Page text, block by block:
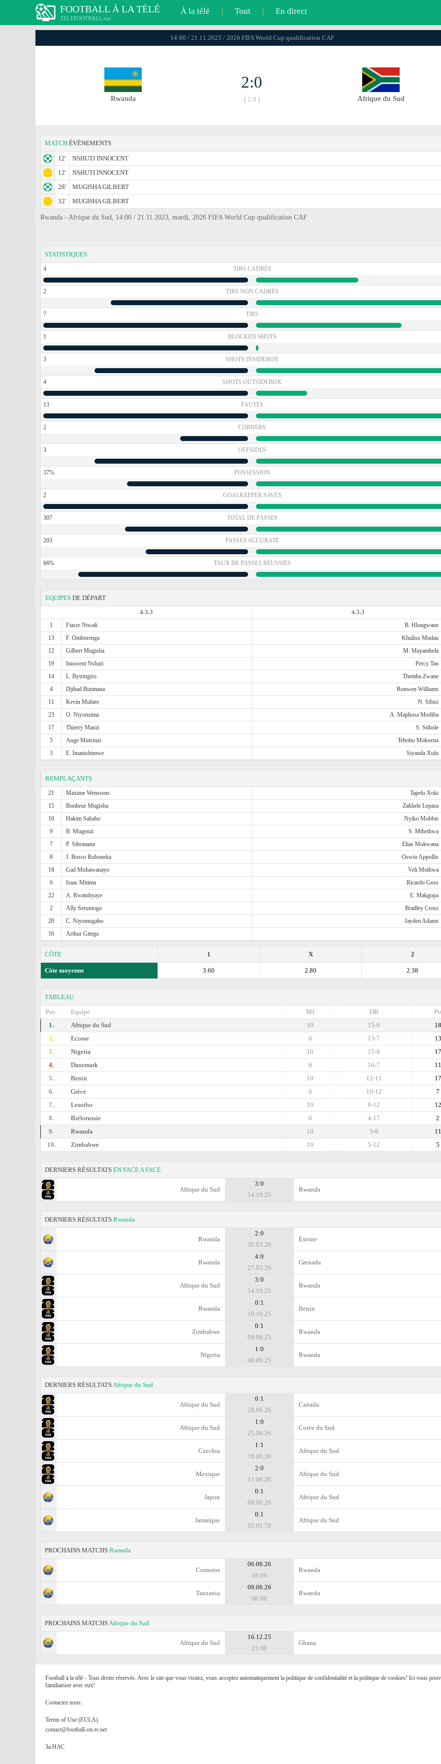
FOOTBALL À LA TÉLÉ
TELEFOOTBALL.net
À la télé | Tout | En direct
14:00 / 21.11.2023 / 2026 FIFA World Cup qualification CAF
Rwanda
2:0
[ 2:0 ] Afrique du Sud
MATCH ÉVÈNEMENTS
12'
NSHUTI INNOCENT
12'
NSHUTI INNOCENT
28'
MUGISHA GILBERT
32'
MUGISHA GILBERT
Rwanda - Afrique du Sud, 14:00 / 21.11.2023, mardi, 2026 FIFA World Cup qualification CAF
STATISTIQUES
4 TIRS CADRÉS
2 TIRS NON CADRÉS
7 TIRS
1 BLOCKED SHOTS
3 SHOTS INSIDEBOX
4 SHOTS OUTSIDEBOX
13 FAUTES
2 CORNERS
3 OFFSIDES
37% POSSESSION
2 GOALKEEPER SAVES
307 TOTAL DE PASSES
203 PASSES ACCURATE
66% TAUX DE PASSES RÉUSSIES
EQUIPES DE DÉPART
4-3-3
4-3-3
1
Fiacre Ntwali
B. Hlongwane
13
F. Omborenga
Khuliso Mudau
12
Gilbert Mugisha
M. Mayambela
19
Innocent Nshuti
Percy Tau
14
L. Byiringiro
Themba Zwane
4
Djihad Bizimana
Ronwen Williams
11
Kevin Muhire
N. Sibisi
23
O. Niyonzima
A. Maphosa Modiba
17
Thierry Manzi
S. Sithole
5
Ange Mutsinzi
Teboho Mokoena
3
E. Imanishimwe Siyanda Xulu
REMPLAÇANTS
21 Maxime Wenssens
Tapelo Xoki
15
Bonheur Mugisha
Zakhele Lepasa
10
Hakim Sahabo
Nyiko Mobbie
9
B. Mugenzi
S. Mthethwa
7
P. Sibomana
Elias Mokwana
8
J. Bosco Ruboneka
Oswin Appollis
18
Gad Muhawanayo
Veli Mothwa
6
Isaac Mitima
Ricardo Goss
22
A. Rwatubyaye
E. Makgopa
2
Ally Serumogo
Bradley Cross
20
C. Niyomugabo
Jayden Adams
16
Arthur Gitego
CÔTE 2
X
1
Côte moyenne 2.38
2.80
3.60
TABLEAU
Pos.
Equipe DB
MJ
1.
Afrique du Sud 18
15-9
10
2.
Ecosse 13
13-7
6
3.
Nigeria 17
15-8
10
4.
Danemark 11
16-7
6
5.
Benin 17
12-11
10
6.
Grèce 7
10-12
6
7.
Lesotho 12
9-12
10
8.
Biélorussie 2
4-17
6
9.
Rwanda 11
5-9
10
10.
Zimbabwe 5
5-12
10
DERNIERS RÉSULTATS EN FACE A FACE
Afrique du Sud
3:0
14.10.25
Rwanda
DERNIERS RÉSULTATS Rwanda
Rwanda
2:0
30.03.26
Estone
Rwanda
4:0
27.03.26
Grenada
Afrique du Sud
3:0
14.10.25
Rwanda
Rwanda
0:1
10.10.25
Benin
Zimbabwe
0:1
09.09.25
Rwanda
Nigeria
1:0
06.09.25
Rwanda
DERNIERS RÉSULTATSAfrique du Sud
Afrique du Sud
0:1
28.06.26
Canada
Afrique du Sud
1:0
25.06.26
Corée du Sud
Czechia
1:1
18.06.26
Afrique du Sud
Mexique
2:0
11.06.26
Afrique du Sud
Japon
0:1
09.06.26
Afrique du Sud
Jamaïque
0:1
01.01.70
Afrique du Sud
PROCHAINS MATCHS Rwanda
Comoros
06.06.26
18:00
Rwanda
Tanzania
09.06.26
06:00
Rwanda
PROCHAINS MATCHSAfrique du Sud
Afrique du Sud
16.12.25
15:00
Ghana
Football à la télé - Tous droits réservés. Avec le site que vous visitez, vous acceptez automatiquement la politique de confidentialité et la politique de cookies! Ici vous
familiariser avec eux!
Contactez nous:
Terms of Use (EULA)
contact@football-on-tv.net
За НАС